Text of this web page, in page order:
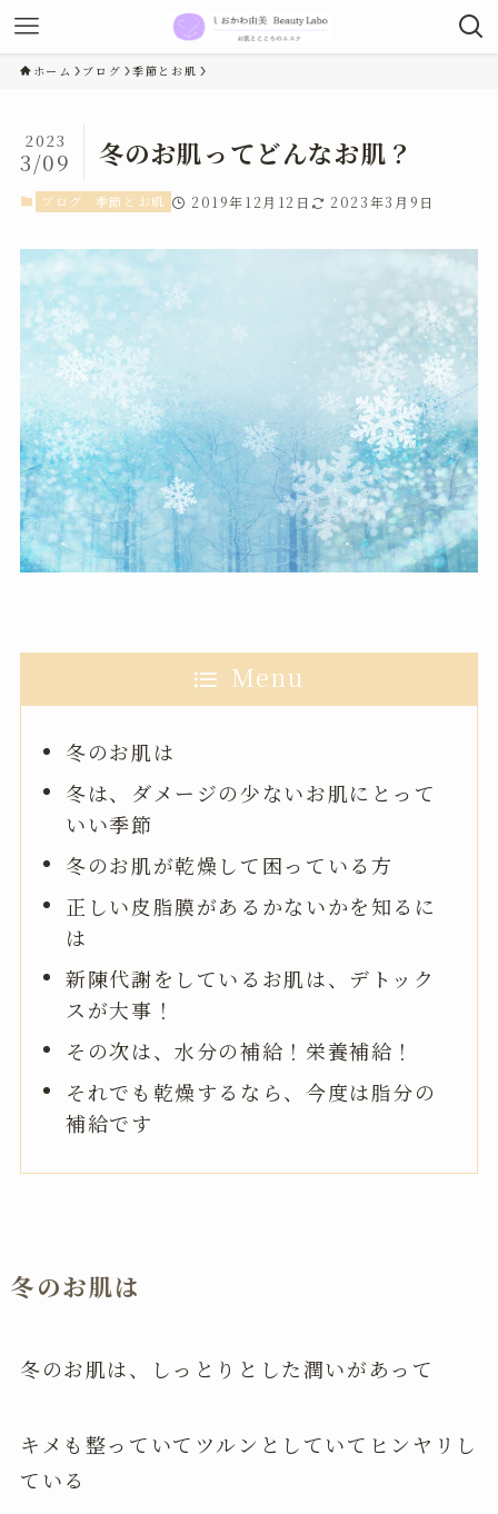
ホーム ブログ 季節とお肌
冬のお肌ってどんなお肌？
2023
3/09
ブログ 季節とお肌 2019年12月12日 2023年3月9日
Menu
冬のお肌は
冬は、ダメージの少ないお肌にとって
いい季節
冬のお肌が乾燥して困っている方
正しい皮脂膜があるかないかを知るに
は
新陳代謝をしているお肌は、デトック
スが大事！
その次は、水分の補給！栄養補給！
それでも乾燥するなら、今度は脂分の
補給です
冬のお肌は
冬のお肌は、しっとりとした潤いがあって
キメも整っていてツルンとしていてヒンヤリし
ている